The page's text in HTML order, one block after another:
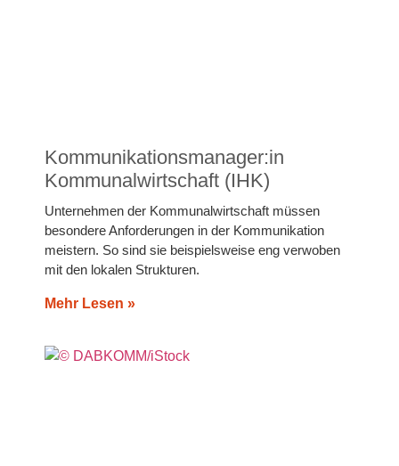
Kommunikationsmanager:in
Kommunalwirtschaft (IHK)
Unternehmen der Kommunalwirtschaft müssen
besondere Anforderungen in der Kommunikation
meistern. So sind sie beispielsweise eng verwoben
mit den lokalen Strukturen.
Mehr Lesen »